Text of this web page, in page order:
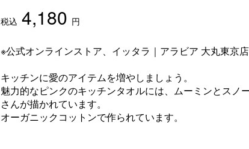
税込 4,180 円
※公式オンラインストア、イッタラ｜アラビア 大丸東京
キッチンに愛のアイテムを増やしましょう。
魅力的なピンクのキッチンタオルには、ムーミンとスノ
さんが描かれています。
オーガニックコットンで作られています。